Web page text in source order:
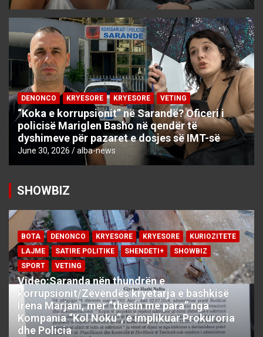
DENONCO KRYESORE KRYESORE VETING
“Koka e korrupsionit” në Sarandë? Oficeri i
policisë Mariglen Basho në qendër të
dyshimeve për pazaret e dosjes së IMT-së
June 30, 2026 alba-news
SHOWBIZ
BOTA DENONCO KRYESORE KRYESORE
KURIOZITETE
LAJME
SATIRE POLITIKE SHENDETI+
SHOWBIZ
SPORT
VETING
Video:Saranda nën thundrën e
korrupsionit/Zëvëndës kryetarja e bashkisë
Irena Marjani, mer “thesin me para” nga
Kompania “Kol Noku”, e implikuar Prokuroria
dhe Policia